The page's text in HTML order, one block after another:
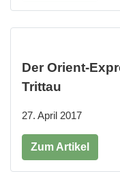
Der Orient-
Trittau
27. April 2017
Zum Artikel